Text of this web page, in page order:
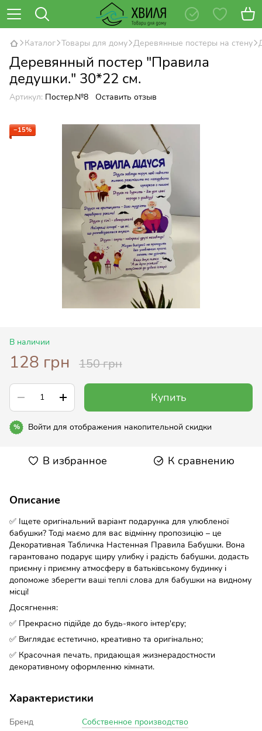
Каталог Товары для дому Деревянные постеры на стену
Деревянный постер "Правила
дедушки." 30*22 см.
Артикул: Постер.№8 Оставить отзыв
−15%
В наличии
128 грн 150 грн
Купить
% Войти для отображения накопительной скидки
В избранное К сравнению
Описание
✅ Іщете оригінальний варіант подарунка для улюбленої
бабушки? Тоді маємо для вас відмінну пропозицію – це
Декоративная Табличка Настенная Правила Бабушки. Вона
гарантовано подарує щиру улибку і радість бабушки, додасть
приємну і приємну атмосферу в батьківському будинку і
допоможе зберегти ваші теплі слова для бабушки на видному
місці!
Досягнення:
✅ Прекрасно підійде до будь-якого інтер'єру;
✅ Виглядає естетично, креативно та оригінально;
✅ Красочная печать, придающая жизнерадостности
декоративному оформленню кімнати.
Характеристики
Бренд
Собственное производство